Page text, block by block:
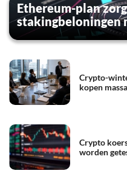
Ethereum-plan
stakingbeloningen
Crypto-
kopen
Crypto
worden